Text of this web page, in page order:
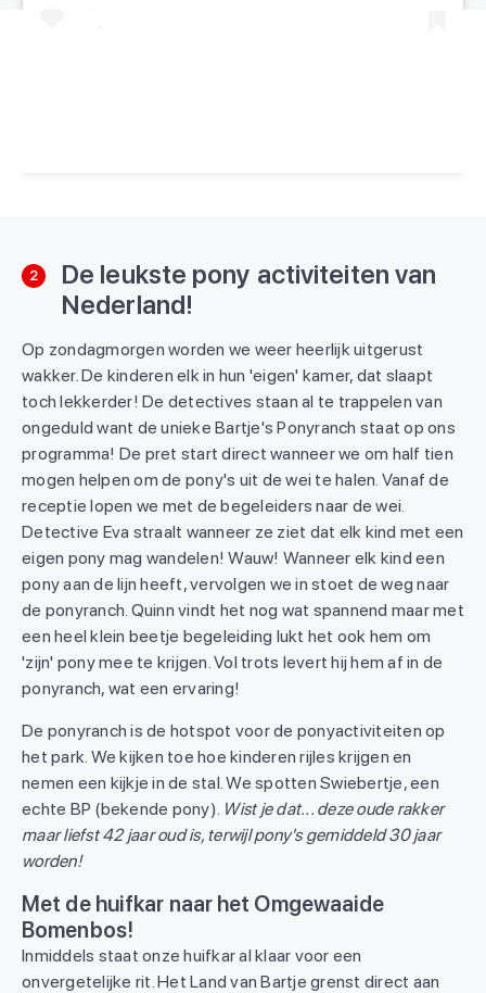
2
De leukste pony activiteiten van
Nederland!
Op zondagmorgen worden we weer heerlijk uitgerust
wakker. De kinderen elk in hun 'eigen' kamer, dat slaapt
toch lekkerder! De detectives staan al te trappelen van
ongeduld want de unieke Bartje's Ponyranch staat op ons
programma! De pret start direct wanneer we om half tien
mogen helpen om de pony's uit de wei te halen. Vanaf de
receptie lopen we met de begeleiders naar de wei.
Detective Eva straalt wanneer ze ziet dat elk kind met een
eigen pony mag wandelen! Wauw! Wanneer elk kind een
pony aan de lijn heeft, vervolgen we in stoet de weg naar
de ponyranch. Quinn vindt het nog wat spannend maar met
een heel klein beetje begeleiding lukt het ook hem om
'zijn' pony mee te krijgen. Vol trots levert hij hem af in de
ponyranch, wat een ervaring!
De ponyranch is de hotspot voor de ponyactiviteiten op
het park. We kijken toe hoe kinderen rijles krijgen en
nemen een kijkje in de stal. We spotten Swiebertje, een
echte BP (bekende pony). Wist je dat... deze oude rakker
maar liefst 42 jaar oud is, terwijl pony's gemiddeld 30 jaar
worden!
Met de huifkar naar het Omgewaaide
Bomenbos!
Inmiddels staat onze huifkar al klaar voor een
onvergetelijke rit. Het Land van Bartje grenst direct aan